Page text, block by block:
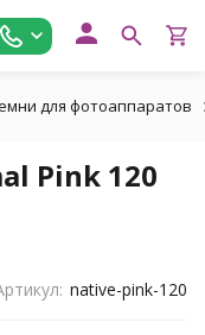
для фотоаппаратов
Pink 120
native-pink-120